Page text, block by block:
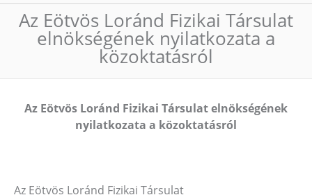
Az Eötvös Loránd Fizikai Társulat
elnökségének nyilatkozata a
közoktatásról
Az Eötvös Loránd Fizikai Társulat elnökségének
nyilatkozata a közoktatásról
Az Eötvös Loránd Fizikai Társulat